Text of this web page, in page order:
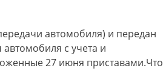
автомобиля) и передан
с учета и
27 июня приставами.Что